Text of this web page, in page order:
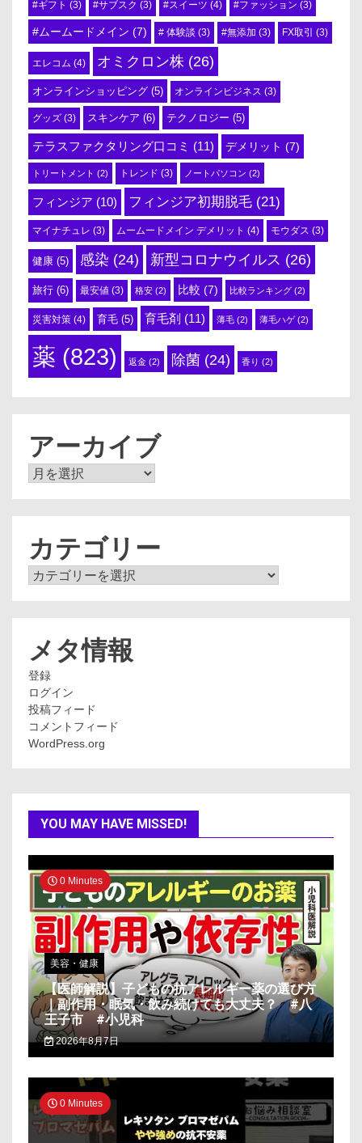
#ギフト (3) #サブスク (3) #スイーツ (4) #ファッション (3)
#ムームードメイン (7) # 体験談 (3) #無添加 (3) FX取引 (3)
エレコム (4) オミクロン株 (26)
オンラインショッピング (5) オンラインビジネス (3)
グッズ (3) スキンケア (6) テクノロジー (5)
テラスファクタリング口コミ (11) デメリット (7)
トリートメント (2) トレンド (3) ノートパソコン (2)
フィンジア (10) フィンジア初期脱毛 (21)
マイナチュレ (3) ムームードメイン デメリット (4) モウダス (3)
健康 (5) 感染 (24) 新型コロナウイルス (26)
旅行 (6) 最安値 (3) 格安 (2) 比較 (7) 比較ランキング (2)
災害対策 (4) 育毛 (5) 育毛剤 (11) 薄毛 (2) 薄毛ハゲ(2)
薬 (823) 返金 (2) 除菌 (24) 香り (2)
アーカイブ
ア
カテゴリー
カ
メタ情報
登録
ログイン
投稿フィード
コメントフィード
WordPress.org
YOU MAY HAVE MISSED!
0 Minutes
美容・健康
【医師解説】子どもの抗アレルギー薬の選び方
｜副作用・眠気・飲み続けても大丈夫？ #八
王子市 #小児科
2026年8月7日
0 Minutes